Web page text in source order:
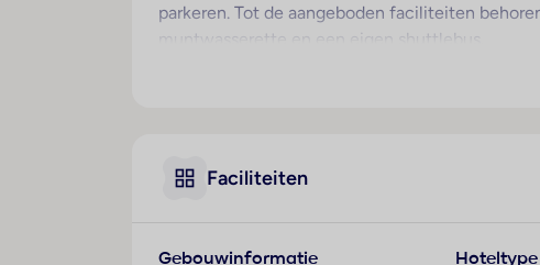
parkeren. Tot de aangeboden faciliteiten
muntwasserette en een eigen shuttlebus.
buitenlijn, een tv met satelliet-/kabelontvangst
Sport/entertainment
Faciliteiten
Gebouwinformatie Hoteltype